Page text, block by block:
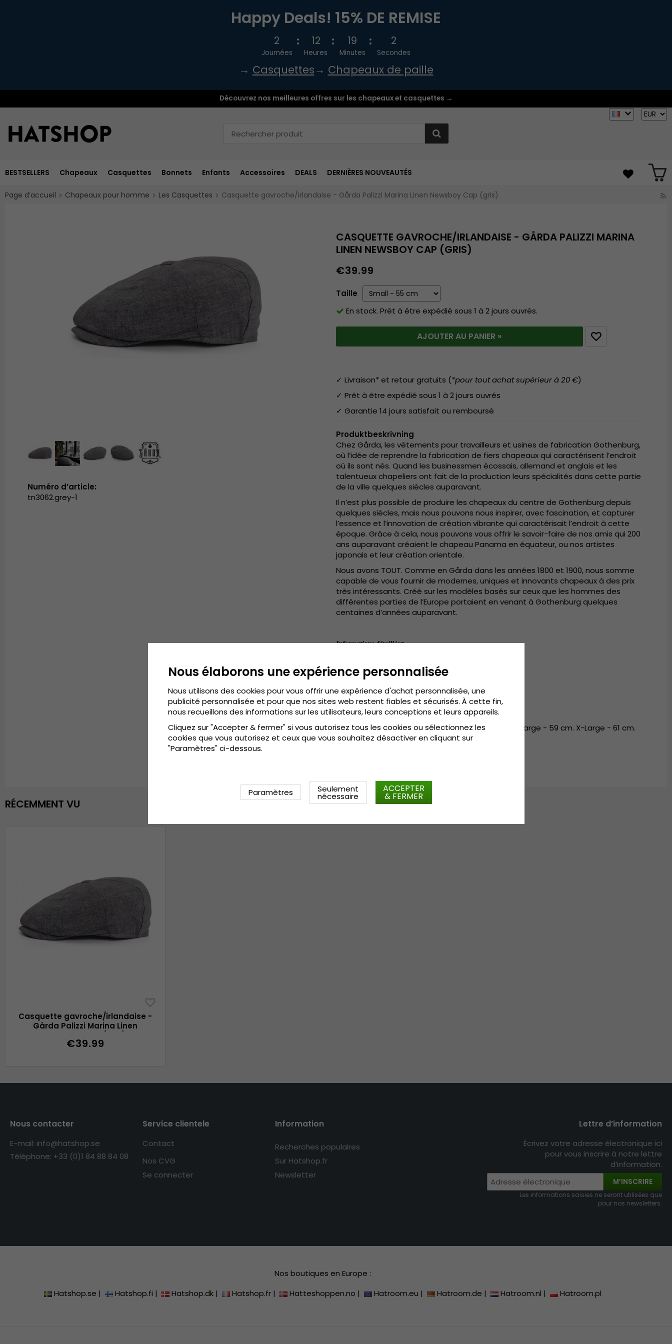
Happy Deals! 15% DE REMISE
2
Journées
12
Heures
19
Minutes
1
Secondes
→ Casquettes→ Chapeaux de paille
Découvrez nos meilleures offres sur les chapeaux et casquettes →
BESTSELLERS Chapeaux Casquettes Bonnets Enfants Accessoires DEALS DERNIÈRES NOUVEAUTÉS
Page d’accueil Chapeaux pour homme Les Casquettes Casquette gavroche/irlandaise - Gårda Palizzi Marina Linen Newsboy Cap (gris)
CASQUETTE GAVROCHE/IRLANDAISE - GÅRDA PALIZZI MARINA
LINEN NEWSBOY CAP (GRIS)
€39.99
Taille
En stock. Prêt à être expédié sous 1 à 2 jours ouvrés.
AJOUTER AU PANIER »
✓ Livraison* et retour gratuits (*pour tout achat supérieur à 20 €)
✓ Prêt à être expédié sous 1 à 2 jours ouvrés
✓ Garantie 14 jours satisfait ou remboursé
Produktbeskrivning
Chez Gårda, les vêtements pour travailleurs et usines de fabrication Gothenburg,
où l’idée de reprendre la fabrication de fiers chapeaux qui caractérisent l’endroit
où ils sont nés. Quand les businessmen écossais, allemand et anglais et les
talentueux chapeliers ont fait de la production leurs spécialités dans cette partie
de la ville quelques siècles auparavant.
Il n’est plus possible de produire les chapeaux du centre de Gothenburg depuis
quelques siècles, mais nous pouvons nous inspirer, avec fascination, et capturer
l’essence et l’innovation de création vibrante qui caractérisait l’endroit à cette
époque. Grâce à cela, nous pouvons vous offrir le savoir-faire de nos amis qui 200
ans auparavant créaient le chapeau Panama en équateur, ou nos artistes
japonais et leur création orientale.
Nous avons TOUT. Comme en Gårda dans les années 1800 et 1900, nous somme
capable de vous fournir de modernes, uniques et innovants chapeaux à des prix
très intéressants. Créé sur les modèles basés sur ceux que les hommes des
différentes parties de l’Europe portaient en venant à Gothenburg quelques
centaines d’années auparavant.
Informations détaillées:
Fabriqué en Italie.
Composition:100% lin.
Le guide des tailles:Small - 55 cm. Medium - 57 cm. Large - 59 cm. X-Large - 61 cm.
Numéro d’article:
tn3062.grey-1
RÉCEMMENT VU
Casquette gavroche/irlandaise -
Gårda Palizzi Marina Linen
€39.99
Nous contacter
E-mail: info@hatshop.se
Téléphone: +33 (0)1 84 88 84 08
Service clientele
Contact
Nos CVG
Se connecter
Information
Recherches populaires
Sur Hatshop.fr
Newsletter
Lettre d’information
Écrivez votre adresse électronique ici
pour vous inscrire à notre lettre
d’information.
M’INSCRIRE
Les informations saisies ne seront utilisées que
pour nos newsletters.
Nos boutiques en Europe :
Hatshop.se | Hatshop.fi | Hatshop.dk | Hatshop.fr | Hatteshoppen.no | Hatroom.eu | Hatroom.de | Hatroom.nl | Hatroom.pl
Nous élaborons une expérience personnalisée
Nous utilisons des cookies pour vous offrir une expérience d'achat personnalisée, une
publicité personnalisée et pour que nos sites web restent fiables et sécurisés. À cette fin,
nous recueillons des informations sur les utilisateurs, leurs conceptions et leurs appareils.
Cliquez sur "Accepter & fermer" si vous autorisez tous les cookies ou sélectionnez les
cookies que vous autorisez et ceux que vous souhaitez désactiver en cliquant sur
"Paramètres" ci-dessous.
Paramètres Seulement
nécessaire
ACCEPTER
& FERMER